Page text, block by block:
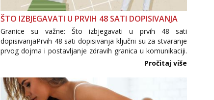
ŠTO IZBJEGAVATI U PRVIH 48 SATI DOPISIVANJA
Granice su važne: Što izbjegavati u prvih 48 sati
dopisivanjaPrvih 48 sati dopisivanja ključni su za stvaranje
prvog dojma i postavljanje zdravih granica u komunikaciji.
Važno je izbjeći prebrzo otkrivanje osobnih ili intimnih
informacija, jer nepoznata osoba još nije zaslužila to
povjerenje. Takođe...
Pročitaj više